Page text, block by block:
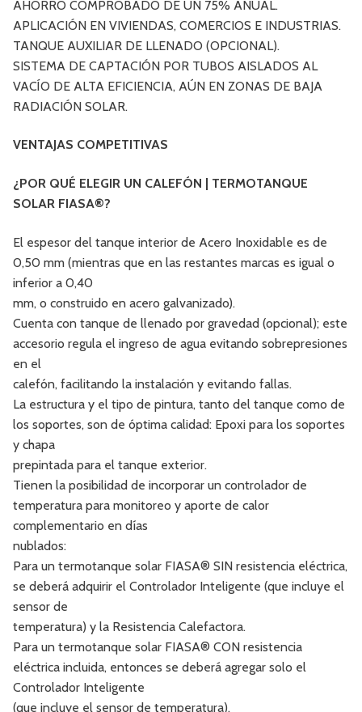
AHORRO COMPROBADO DE UN 75% ANUAL.
APLICACIÓN EN VIVIENDAS, COMERCIOS E INDUSTRIAS.
TANQUE AUXILIAR DE LLENADO (OPCIONAL).
SISTEMA DE CAPTACIÓN POR TUBOS AISLADOS AL
VACÍO DE ALTA EFICIENCIA, AÚN EN ZONAS DE BAJA
RADIACIÓN SOLAR.
VENTAJAS COMPETITIVAS
¿POR QUÉ ELEGIR UN CALEFÓN | TERMOTANQUE
SOLAR FIASA®?
El espesor del tanque interior de Acero Inoxidable es de
0,50 mm (mientras que en las restantes marcas es igual o
inferior a 0,40
mm, o construido en acero galvanizado).
Cuenta con tanque de llenado por gravedad (opcional); este
accesorio regula el ingreso de agua evitando sobrepresiones
en el
calefón, facilitando la instalación y evitando fallas.
La estructura y el tipo de pintura, tanto del tanque como de
los soportes, son de óptima calidad: Epoxi para los soportes
y chapa
prepintada para el tanque exterior.
Tienen la posibilidad de incorporar un controlador de
temperatura para monitoreo y aporte de calor
complementario en días
nublados:
Para un termotanque solar FIASA® SIN resistencia eléctrica,
se deberá adquirir el Controlador Inteligente (que incluye el
sensor de
temperatura) y la Resistencia Calefactora.
Para un termotanque solar FIASA® CON resistencia
eléctrica incluida, entonces se deberá agregar solo el
Controlador Inteligente
(que incluye el sensor de temperatura).